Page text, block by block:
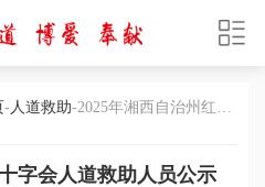
- 人道救助-2025年湘西自治州红十
字会人道救助人员公示